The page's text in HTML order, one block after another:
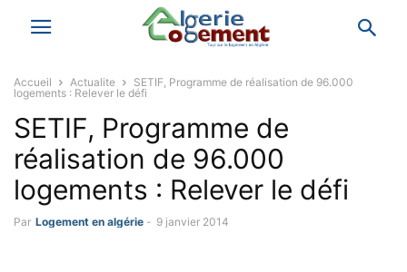
Accueil Actualite
SETIF, Programme de réalisation de 96.000
logements : Relever le défi
SETIF, Programme de
réalisation de 96.000
logements : Relever le défi
Par Logement en algérie - 9 janvier 2014